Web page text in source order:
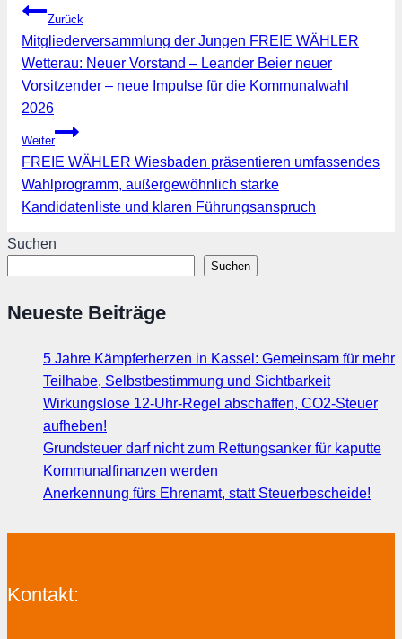
Beitragsnavigation
Zurück
Mitgliederversammlung der Jungen FREIE WÄHLER
Wetterau: Neuer Vorstand – Leander Beier neuer
Vorsitzender – neue Impulse für die Kommunalwahl
2026
Weiter
FREIE WÄHLER Wiesbaden präsentieren umfassendes
Wahlprogramm, außergewöhnlich starke
Kandidatenliste und klaren Führungsanspruch
Suchen
Suchen
Neueste Beiträge
5 Jahre Kämpferherzen in Kassel: Gemeinsam für mehr
Teilhabe, Selbstbestimmung und Sichtbarkeit
Wirkungslose 12-Uhr-Regel abschaffen, CO2-Steuer
aufheben!
Grundsteuer darf nicht zum Rettungsanker für kaputte
Kommunalfinanzen werden
Anerkennung fürs Ehrenamt, statt Steuerbescheide!
Kontakt: